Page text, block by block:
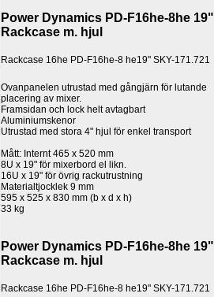
Power Dynamics PD-F16he-8he 19"
Rackcase m. hjul
Rackcase 16he PD-F16he-8 he19" SKY-171.721
Ovanpanelen utrustad med gångjärn för lutande
placering av mixer.
Framsidan och lock helt avtagbart
Aluminiumskenor
Utrustad med stora 4" hjul för enkel transport
Mått: Internt 465 x 520 mm
8U x 19" för mixerbord el likn.
16U x 19" för övrig rackutrustning
Materialtjocklek 9 mm
595 x 525 x 830 mm (b x d x h)
33 kg
Power Dynamics PD-F16he-8he 19"
Rackcase m. hjul
Rackcase 16he PD-F16he-8 he19" SKY-171.721